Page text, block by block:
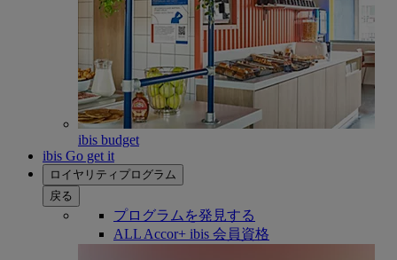
ibis budget
ibis Go get it
ロイヤリティプログラム
戻る
プログラムを発見する
ALL Accor+ ibis 会員資格